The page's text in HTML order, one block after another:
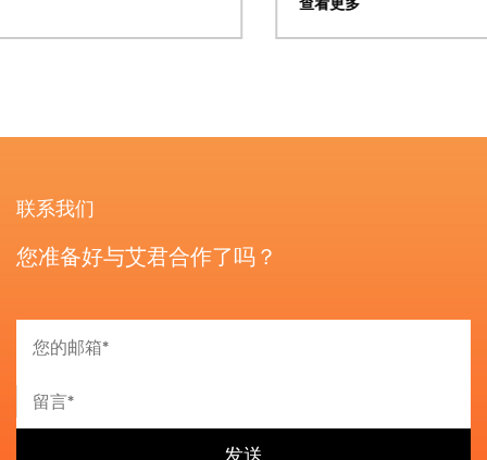
联系我们
您准备好与艾君合作了吗？